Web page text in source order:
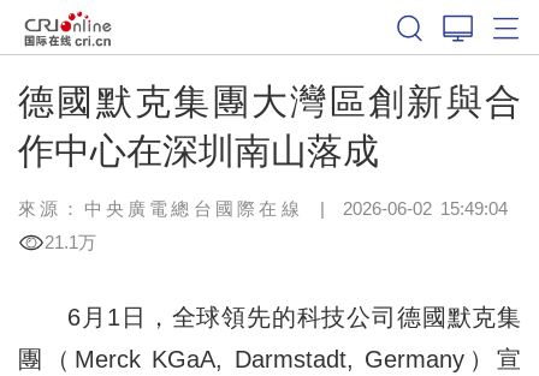
德國默克集團大灣區創新與合
作中心在深圳南山落成
來源：中央廣電總台國際在線 | 2026-06-02 15:49:04
21.1万
6月1日，全球領先的科技公司德國默克集
團（Merck KGaA, Darmstadt, Germany）宣